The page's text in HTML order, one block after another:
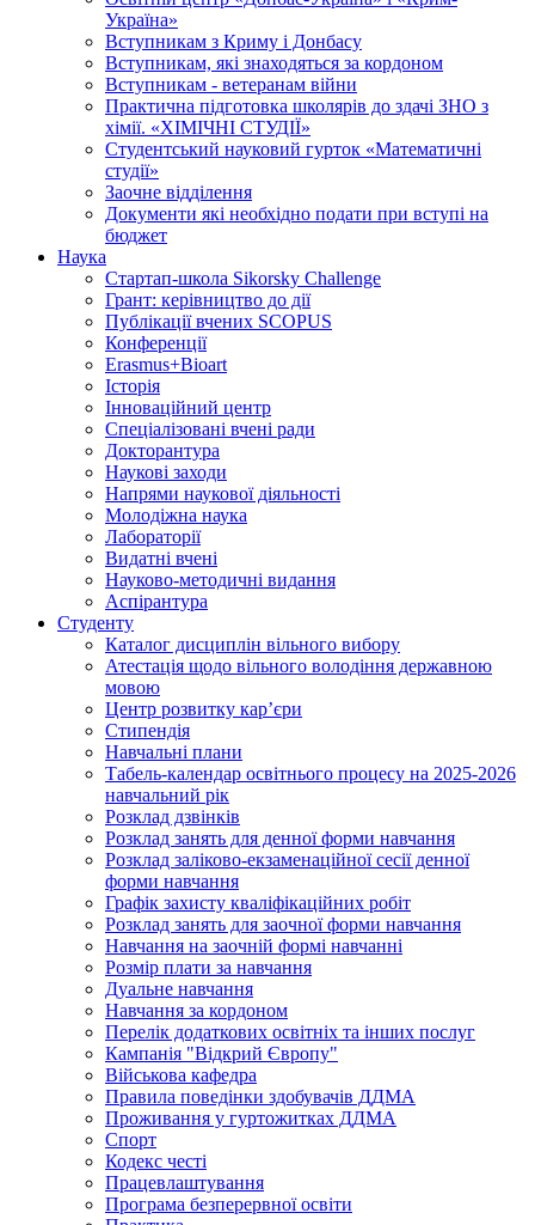
Україна»
Вступникам з Криму і Донбасу
Вступникам, які знаходяться за кордоном
Вступникам - ветеранам війни
Практична підготовка школярів до здачі ЗНО з
хімії. «ХІМІЧНІ СТУДІЇ»
Студентський науковий гурток «Математичні
студії»
Заочне відділення
Документи які необхідно подати при вступі на
бюджет
Наука
Стартап-школа Sikorsky Challenge
Грант: керівництво до дії
Публікації вчених SCOPUS
Конференції
Erasmus+Bioart
Історія
Інноваційний центр
Спеціалізовані вчені ради
Докторантура
Наукові заходи
Напрями наукової діяльності
Молодіжна наука
Лабораторії
Видатні вчені
Науково-методичні видання
Аспірантура
Студенту
Каталог дисциплін вільного вибору
Атестація щодо вільного володіння державною
мовою
Центр розвитку кар’єри
Стипендія
Навчальні плани
Табель-календар освітнього процесу на 2025-2026
навчальний рік
Розклад дзвінків
Розклад занять для денної форми навчання
Розклад заліково-екзаменаційної сесії денної
форми навчання
Графік захисту кваліфікаційних робіт
Розклад занять для заочної форми навчання
Навчання на заочній формі навчанні
Розмір плати за навчання
Дуальне навчання
Навчання за кордоном
Перелік додаткових освітніх та інших послуг
Кампанія "Відкрий Європу"
Військова кафедра
Правила поведінки здобувачів ДДМА
Проживання у гуртожитках ДДМА
Спорт
Кодекс честі
Працевлаштування
Програма безперервної освіти